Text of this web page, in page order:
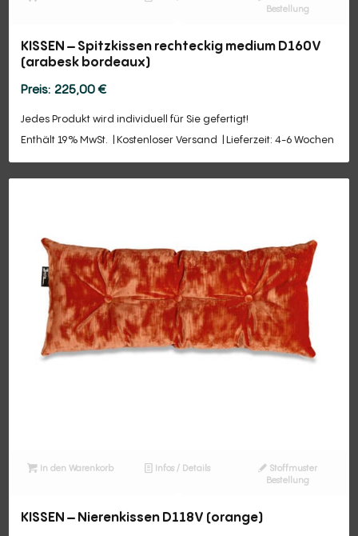
Bestellung
KISSEN – Spitzkissen rechteckig medium D160V
(arabesk bordeaux)
225,00€
Jedes Produkt wird individuell für Sie gefertigt!
Enthält 19% MwSt.
Kostenloser Versand Lieferzeit: 4-6 Wochen
In den Warenkorb Infos / Details
Stoffmuster
Bestellung
KISSEN – Nierenkissen D118V (orange)